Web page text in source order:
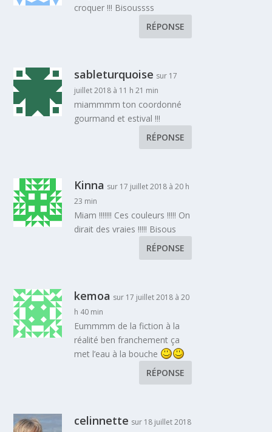
croquer !!! Bisoussss
RÉPONSE
sableturquoise sur 17
juillet 2018 à 11 h 21 min
miammmm ton coordonné
gourmand et estival !!!
RÉPONSE
Kinna sur 17 juillet 2018 à 20 h
23 min
Miam !!!!!!! Ces couleurs !!!!! On
dirait des vraies !!!!! Bisous
RÉPONSE
kemoa sur 17 juillet 2018 à 20
h 40 min
Eummmm de la fiction à la
réalité ben franchement ça
met l’eau à la bouche
RÉPONSE
celinnette sur 18 juillet 2018